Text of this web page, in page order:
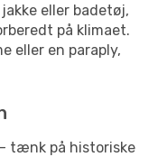
eller badetøj,
på klimaet.
eller en paraply,
tænk på historiske